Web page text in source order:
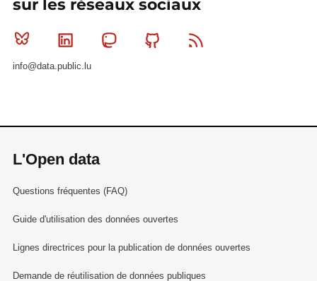
sur les réseaux sociaux
Bluesky Linkedin MastodonGithub
info@data.public.lu
L'Open data
Questions fréquentes (FAQ)
Guide d'utilisation des données ouvertes
Lignes directrices pour la publication de données ouvertes
Demande de réutilisation de données publiques